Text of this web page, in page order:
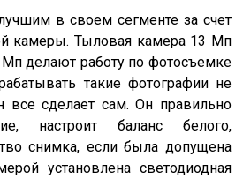
в своем сегменте за счет
камеры. Тыловая камера 13 Мп
Мп делают работу по фотосъемке
такие фотографии не
все сделает сам. Он правильно
настроит баланс белого,
снимка, если была допущена
установлена светодиодная